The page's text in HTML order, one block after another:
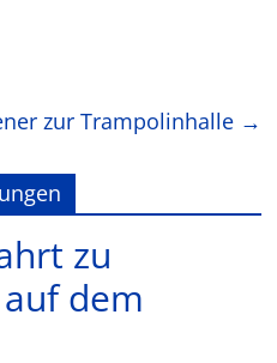
zur Trampolinhalle →
zu
dem